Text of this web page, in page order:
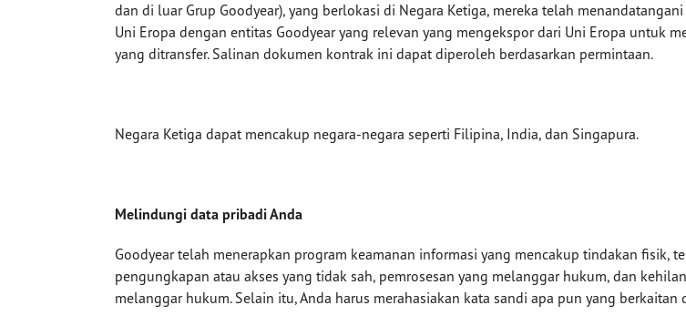
dan di luar Grup Goodyear), yang berlokasi di Negara Ketiga, mereka telah
Uni Eropa dengan entitas Goodyear yang relevan yang mengekspor dari Uni Eropa
yang ditransfer. Salinan dokumen kontrak ini dapat diperoleh berdasarkan permintaan.
Negara Ketiga dapat mencakup negara-negara seperti Filipina, India, dan Singapura.
Melindungi data pribadi Anda
Goodyear telah menerapkan program keamanan informasi yang mencakup tindakan fisik,
pengungkapan atau akses yang tidak sah, pemrosesan yang melanggar hukum, dan
melanggar hukum. Selain itu, Anda harus merahasiakan kata sandi apa pun yang berkaitan